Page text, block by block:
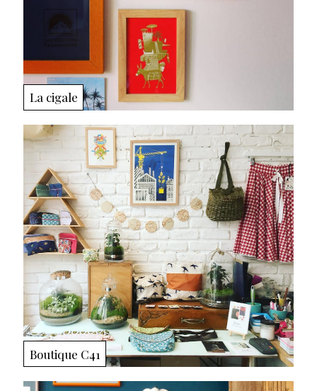
La cigale
Boutique C41